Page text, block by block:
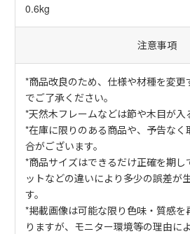
0.6kg
注意事項
*商品改良のため、仕様や材種を変
でご了承ください。
*天然木フレームなどは節や木目が入
*在庫に限りのある商品や、予告な
合がございます。
*商品サイズはできるだけ正確を期し
ットなどの違いにより多少の誤差が
す。
*掲載画像は可能な限り色味・質感
りますが、モニター環境等の理由に